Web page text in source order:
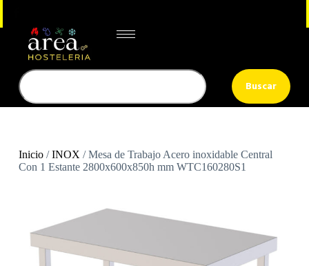
Buscar
Inicio/INOX / Mesa de Trabajo Acero inoxidable Central
Con 1 Estante 2800x600x850h mm WTC160280S1